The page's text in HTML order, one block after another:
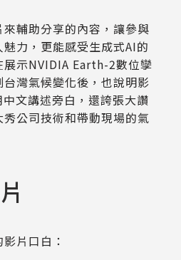
輔助分享的內容，讓參與
力，更能感受生成式AI的
展示NVIDIA Earth-2數位孿
灣氣候變化後，也說明影
文講述旁白，還誇張大讚
秀公司技術和帶動現場的氣
片口白：